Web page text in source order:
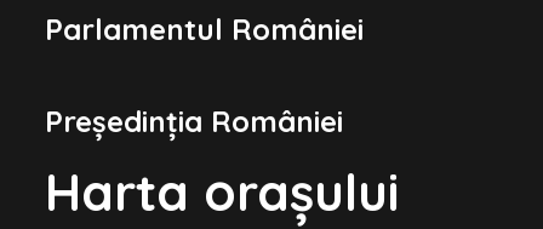
Parlamentul României
Președinția României
Harta orașului